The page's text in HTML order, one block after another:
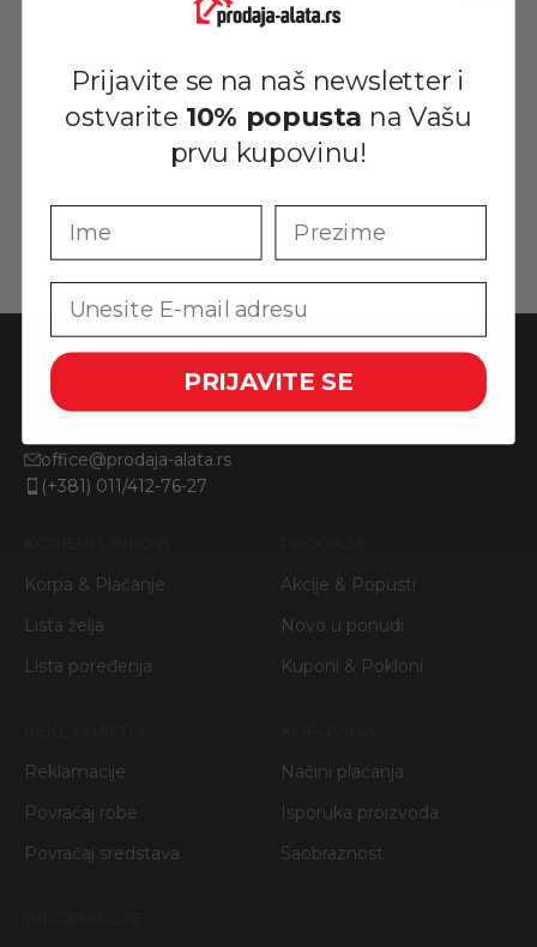
office@prodaja-alata.rs
(+381) 011/412-76-27
Korpa & Plaćanje
Lista želja
Lista poređenja
Akcije & Popusti
Novo u ponudi
Kuponi & Pokloni
Reklamacije
Povraćaj robe
Povraćaj sredstava
Načini plaćanja
Isporuka proizvoda
Saobraznost
Prijavite se na naš newsletter i
ostvarite 10% popusta na Vašu
prvu kupovinu!
Prezime
PRIJAVITE SE